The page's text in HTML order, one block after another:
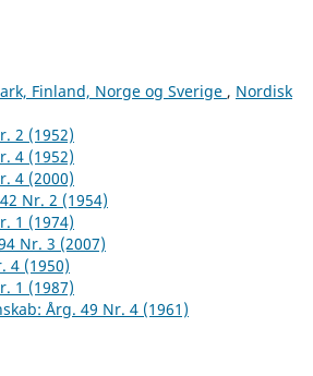
Finland, Norge og Sverige , Nordisk
2 (1952)
4 (1952)
4 (2000)
Nr. 2 (1954)
1 (1974)
Nr. 3 (2007)
4 (1950)
1 (1987)
Årg. 49 Nr. 4 (1961)